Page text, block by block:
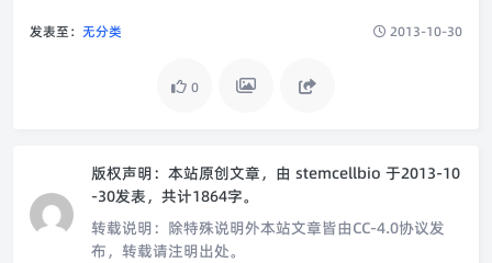
发表至： 无分类 2013-10-30
0
版权声明： 本站原创文章，由 stemcellbio 于2013-10
-30发表，共计1864字。
转载说明： 除特殊说明外本站文章皆由CC-4.0协议发
布，转载请注明出处。